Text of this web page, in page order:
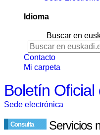
Idioma
Buscar en
Contacto
Mi carpeta
Boletín
Sede electrónica
Consulta
Servicios